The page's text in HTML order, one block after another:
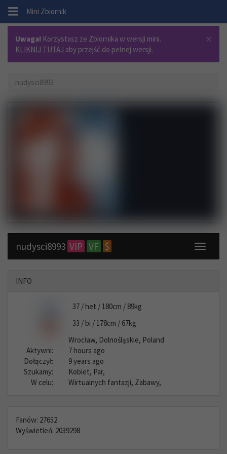
. Mini Zbiornik
×
Uwaga! Korzystasz ze Zbiornika w wersji mini.
KLIKNIJ TUTAJ aby przejść do pełnej wersji.
nudysci8993
Toggle
nudysci8993 VIP VF $
INFO
37 / het / 180cm / 89kg
33 / bi / 178cm / 67kg
Wrocław, Dolnośląskie, Poland
Aktywni:
7 hours ago
Dołączył:
9 years ago
Szukamy:
Kobiet, Par,
W celu:
Wirtualnych fantazji, Zabawy,
Fanów: 27652
Wyświetleń: 2039298